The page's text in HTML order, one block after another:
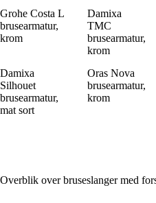
Grohe Costa L
brusearmatur,
krom
Damixa
TMC
brusearmatur,
krom
Damixa
Silhouet
brusearmatur,
mat sort
Oras Nova
brusearmatur,
krom
Overblik over bruseslanger med